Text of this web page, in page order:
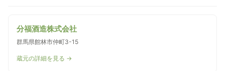
分福酒造株式会社
群馬県館林市仲町3-15
蔵元の詳細を見る →